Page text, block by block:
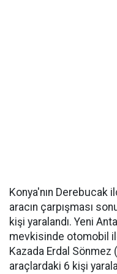
Konya'nın
aracın çarpışması
kişi yaralandı. Yeni
mevkisinde otomobil
Kazada Erdal Sönmez
araçlardaki 6 kişi